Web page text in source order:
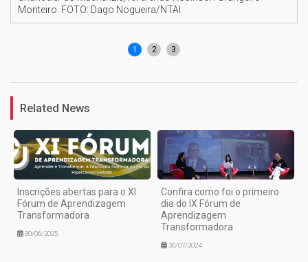
Monteiro. FOTO: Dago Nogueira/NTAI
1 2 3
Related News
Inscrições abertas para o XI
Fórum de Aprendizagem
Transformadora
30/06/2025
Confira como foi o primeiro
dia do IX Fórum de
Aprendizagem
Transformadora
30/07/2024